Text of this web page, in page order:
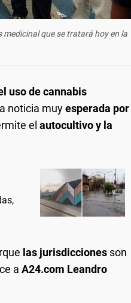
que se tratará hoy en la
uso de cannabis
noticia muyesperada por
el autocultivo y la
las jurisdicciones son
a A24.com Leandro